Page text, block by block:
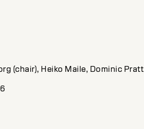
(chair), Heiko Maile, Dominic Pratt